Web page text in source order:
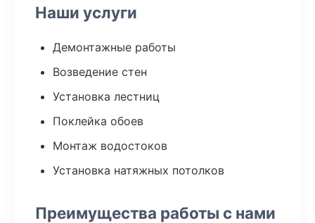
Наши услуги
Демонтажные работы
Возведение стен
Установка лестниц
Поклейка обоев
Монтаж водостоков
Установка натяжных потолков
Преимущества работы с нами